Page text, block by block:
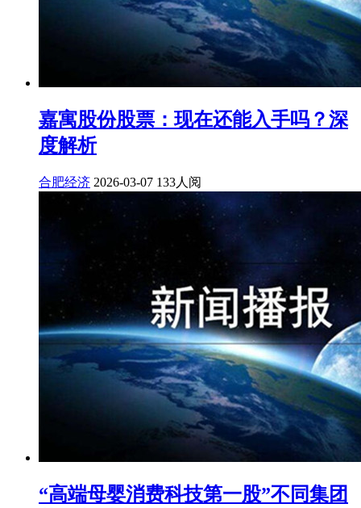
嘉寓股份股票：现在还能入手吗？深
度解析
合肥经济 2026-03-07 133人阅
“高端母婴消费科技第一股”不同集团